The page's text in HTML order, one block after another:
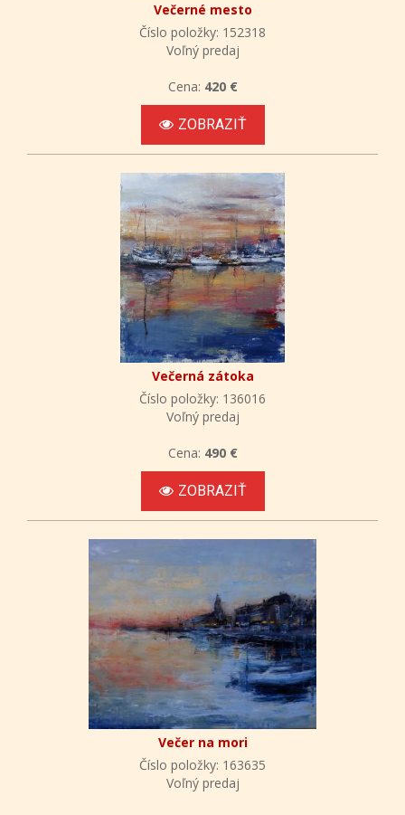
Večerné mesto
Číslo položky: 152318
Voľný predaj
Cena: 420 €
ZOBRAZIŤ
Večerná zátoka
Číslo položky: 136016
Voľný predaj
Cena: 490 €
ZOBRAZIŤ
Večer na mori
Číslo položky: 163635
Voľný predaj